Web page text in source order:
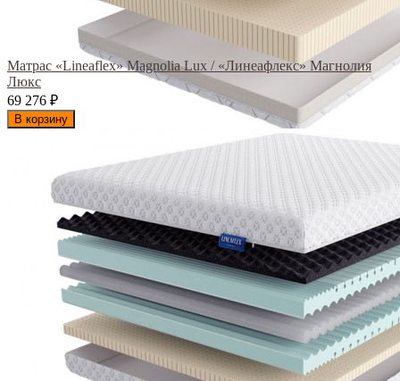
Матрас «Lineaflex» Magnolia Lux / «Линеафлекс» Магнолия
Люкс
69 276 ₽
В корзину